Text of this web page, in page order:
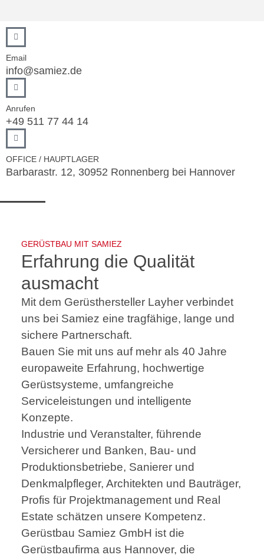
Email
info@samiez.de
Anrufen
+49 511 77 44 14
OFFICE / HAUPTLAGER
Barbarastr. 12, 30952 Ronnenberg bei Hannover
GERÜSTBAU MIT SAMIEZ
Erfahrung die Qualität
ausmacht
Mit dem Gerüsthersteller Layher verbindet
uns bei Samiez eine tragfähige, lange und
sichere Partnerschaft.
Bauen Sie mit uns auf mehr als 40 Jahre
europaweite Erfahrung, hochwertige
Gerüstsysteme, umfangreiche
Serviceleistungen und intelligente
Konzepte.
Industrie und Veranstalter, führende
Versicherer und Banken, Bau- und
Produktionsbetriebe, Sanierer und
Denkmalpfleger, Architekten und Bauträger,
Profis für Projektmanagement und Real
Estate schätzen unsere Kompetenz.
Gerüstbau Samiez GmbH ist die
Gerüstbaufirma aus Hannover, die